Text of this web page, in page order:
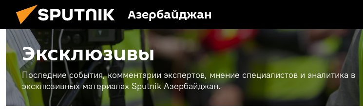
Азербайджан
Эксклюзивы
Последние события, комментарии экспертов, мнение специалистов и аналитика в
эксклюзивных материалах Sputnik Азербайджан.